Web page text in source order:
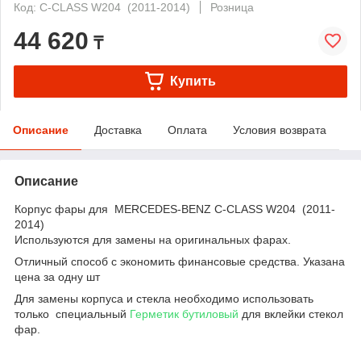
Код: C-CLASS W204 (2011-2014)
Розница
44 620 ₸
Купить
Описание Доставка Оплата Условия возврата
Описание
Корпус фары для MERCEDES-BENZ C-CLASS W204 (2011-
2014)
Используются для замены на оригинальных фарах.
Отличный способ с экономить финансовые средства. Указана
цена за одну шт
Для замены корпуса и стекла необходимо использовать
только специальный Герметик бутиловый для вклейки стекол
фар.